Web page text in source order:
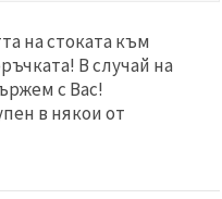
на стоката към
В случай на
с Вас!
в някои от